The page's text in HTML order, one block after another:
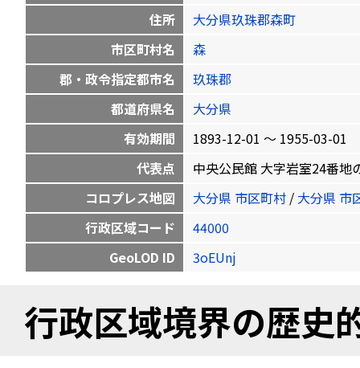
住所
大分県玖珠郡森町
市区町村名
森
郡・政令指定都市名
玖珠郡
都道府県名
大分県
有効期間
1893-12-01 〜 1955-03-01
代表点
中央公民館 大字岩室24番地
コロプレス地図
大分県 市区町村 / 大分県 市
行政区域コード
44000
GeoLOD ID
3oEUnj
行政区域境界の歴史